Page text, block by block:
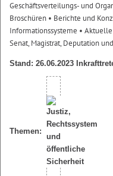
Geschäftsverteilungs- und
Broschüren • Berichte und
Informationssysteme •
Senat, Magistrat, Deputation
Stand: 26.06.2023
Themen: